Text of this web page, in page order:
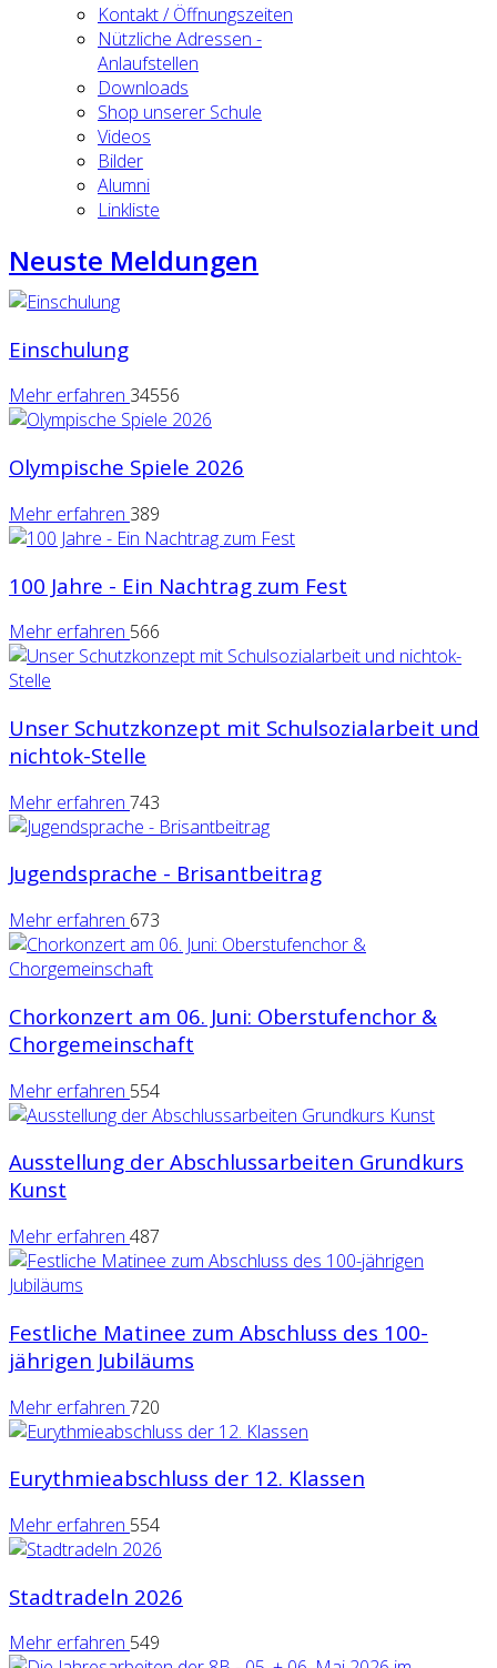
Kontakt / Öffnungszeiten
Nützliche Adressen -
Anlaufstellen
Downloads
Shop unserer Schule
Videos
Bilder
Alumni
Linkliste
Neuste Meldungen
Einschulung
Mehr erfahren 34556
Olympische Spiele 2026
Mehr erfahren 389
100 Jahre - Ein Nachtrag zum Fest
Mehr erfahren 566
Unser Schutzkonzept mit Schulsozialarbeit und
nichtok-Stelle
Mehr erfahren 743
Jugendsprache - Brisantbeitrag
Mehr erfahren 673
Chorkonzert am 06. Juni: Oberstufenchor &
Chorgemeinschaft
Mehr erfahren 554
Ausstellung der Abschlussarbeiten Grundkurs
Kunst
Mehr erfahren 487
Festliche Matinee zum Abschluss des 100-
jährigen Jubiläums
Mehr erfahren 720
Eurythmieabschluss der 12. Klassen
Mehr erfahren 554
Stadtradeln 2026
Mehr erfahren 549